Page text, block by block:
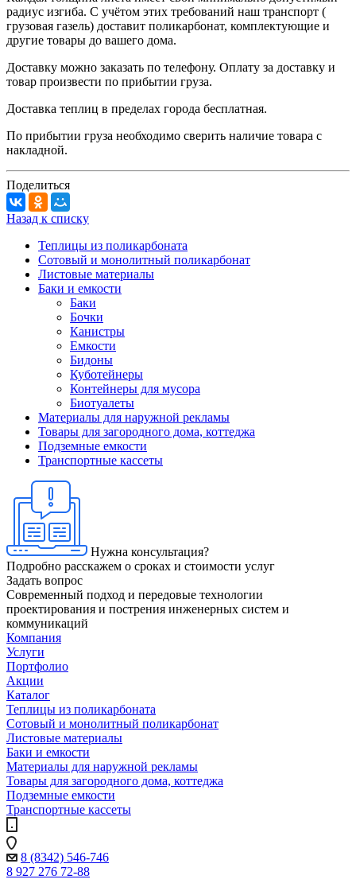
радиус изгиба. С учётом этих требований наш транспорт (
грузовая газель) доставит поликарбонат, комплектующие и
другие товары до вашего дома.
Доставку можно заказать по телефону. Оплату за доставку и
товар произвести по прибытии груза.
Доставка теплиц в пределах города бесплатная.
По прибытии груза необходимо сверить наличие товара с
накладной.
Поделиться
Назад к списку
Теплицы из поликарбоната
Сотовый и монолитный поликарбонат
Листовые материалы
Баки и емкости
Баки
Бочки
Канистры
Емкости
Бидоны
Куботейнеры
Контейнеры для мусора
Биотуалеты
Материалы для наружной рекламы
Товары для загородного дома, коттеджа
Подземные емкости
Транспортные кассеты
Нужна консультация?
Подробно расскажем о сроках и стоимости услуг
Задать вопрос
Современный подход и передовые технологии
проектирования и пострения инженерных систем и
коммуникаций
Компания
Услуги
Портфолио
Акции
Каталог
Теплицы из поликарбоната
Сотовый и монолитный поликарбонат
Листовые материалы
Баки и емкости
Материалы для наружной рекламы
Товары для загородного дома, коттеджа
Подземные емкости
Транспортные кассеты
8 (8342) 546-746
8 927 276 72-88